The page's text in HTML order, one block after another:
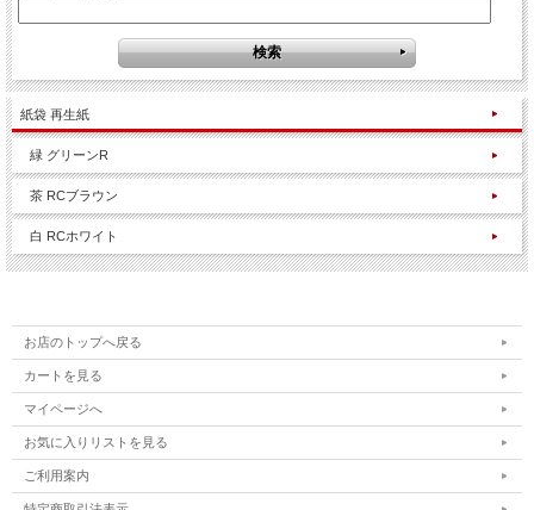
紙袋 再生紙
緑 グリーンR
茶 RCブラウン
白 RCホワイト
お店のトップへ戻る
カートを見る
マイページへ
お気に入りリストを見る
ご利用案内